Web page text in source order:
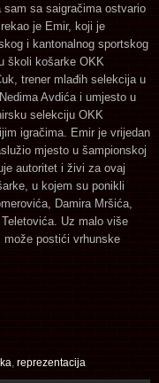
sa saigračima ostvario
je Emir, koji je
i kantonalnog sportskog
školi košarke OKK
trener mlađih selekcija u
Avdića i umjesto u
selekciju OKK
igračima. Emir je vrijedan
mjesto u šampionskoj
autoritet i živi za ovaj
u kojem su ponikli
Damira Mršića,
Uz malo više
može postići vrhunske
reprezentacija